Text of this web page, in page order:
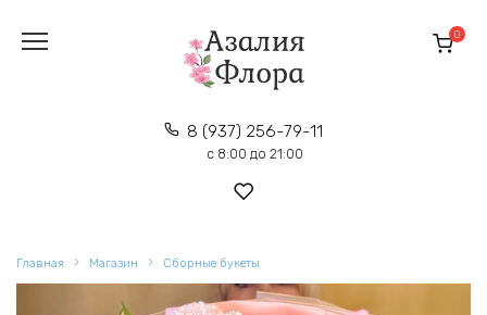
содержанию
8 (937) 256-79-11
с 8:00 до 21:00
0
Главная Магазин Сборные букеты